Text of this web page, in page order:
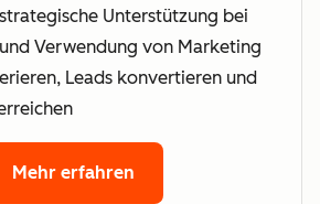
Unterstützung bei
Verwendung von Marketing
Leads konvertieren und
Mehr erfahren